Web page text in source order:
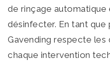
de rinçage automatique
désinfecter. En tant que
Gavending respecte
chaque intervention